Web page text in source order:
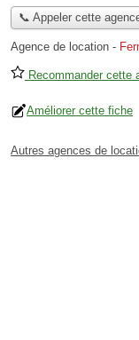
📞 Appeler cette
Agence de location -
Recommander cette
Améliorer cette fiche
Autres agences de